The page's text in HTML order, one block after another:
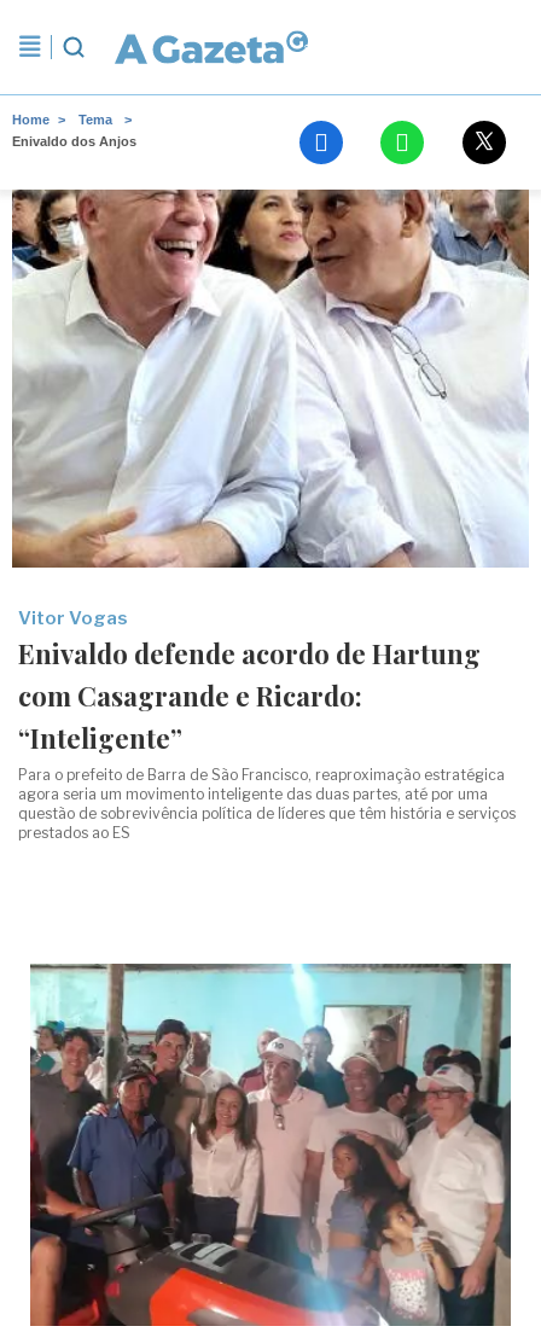
Home
Tema
Enivaldo dos Anjos
Vitor Vogas
Enivaldo defende acordo de Hartung
com Casagrande e Ricardo:
“Inteligente”
Para o prefeito de Barra de São Francisco, reaproximação estratégica
agora seria um movimento inteligente das duas partes, até por uma
questão de sobrevivência política de líderes que têm história e serviços
prestados ao ES